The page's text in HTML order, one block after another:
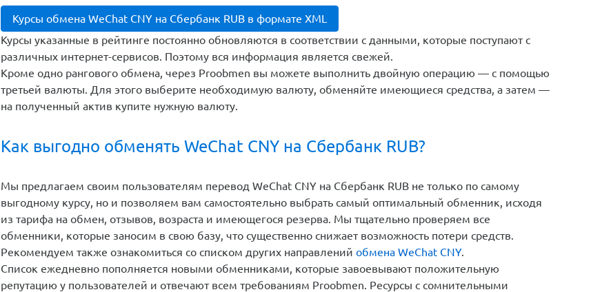
Курсы обмена WeChat CNY на Сбербанк RUB в формате XML
Курсы указанные в рейтинге постоянно обновляются в соответствии с данными, которые поступают с
различных интернет-сервисов. Поэтому вся информация является свежей.
Кроме одно рангового обмена, через Proobmen вы можете выполнить двойную операцию — с помощью
третьей валюты. Для этого выберите необходимую валюту, обменяйте имеющиеся средства, а затем —
на полученный актив купите нужную валюту.
Как выгодно обменять WeChat CNY на Сбербанк RUB?
Мы предлагаем своим пользователям перевод WeChat CNY на Сбербанк RUB не только по самому
выгодному курсу, но и позволяем вам самостоятельно выбрать самый оптимальный обменник, исходя
из тарифа на обмен, отзывов, возраста и имеющегося резерва. Мы тщательно проверяем все
обменники, которые заносим в свою базу, что существенно снижает возможность потери средств.
Рекомендуем также ознакомиться со списком других направлений обмена WeChat CNY.
Список ежедневно пополняется новыми обменниками, которые завоевывают положительную
репутацию у пользователей и отвечают всем требованиям Proobmen. Ресурсы с сомнительными